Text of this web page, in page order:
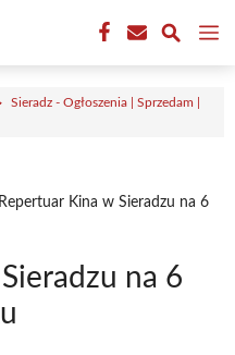
Sieradz - Ogłoszenia | Sprzedam |
Repertuar Kina w Sieradzu na 6
na 6